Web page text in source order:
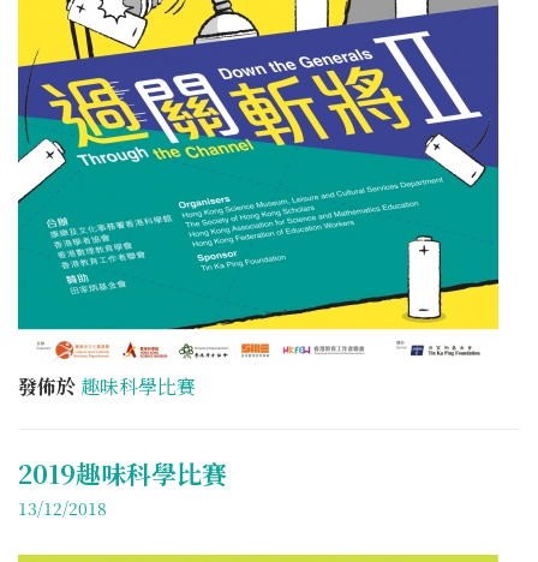
發佈於 趣味科學比賽
2019趣味科學比賽
13/12/2018